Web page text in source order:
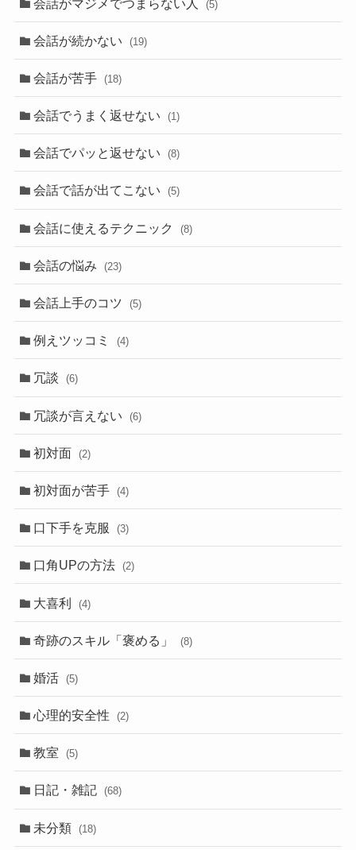
(5)
会話が続かない (19)
会話が苦手 (18)
会話でうまく返せない (1)
会話でパッと返せない (8)
会話で話が出てこない (5)
会話に使えるテクニック (8)
会話の悩み (23)
会話上手のコツ (5)
例えツッコミ (4)
冗談 (6)
冗談が言えない (6)
初対面 (2)
初対面が苦手 (4)
口下手を克服 (3)
口角UPの方法 (2)
大喜利 (4)
奇跡のスキル「褒める」 (8)
婚活 (5)
心理的安全性 (2)
教室 (5)
日記・雑記 (68)
未分類 (18)